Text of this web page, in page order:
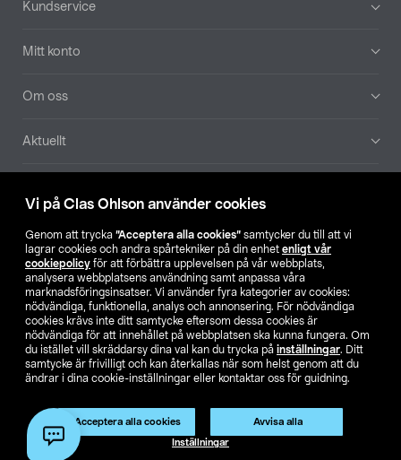
Vi på Clas Ohlson använder cookies
Genom att trycka ”Acceptera alla cookies” samtycker du till att vi
lagrar cookies och andra spårtekniker på din enhet enligt vår
cookiepolicy för att förbättra upplevelsen på vår webbplats,
analysera webbplatsens användning samt anpassa våra
marknadsföringsinsatser. Vi använder fyra kategorier av cookies:
nödvändiga, funktionella, analys och annonsering. För nödvändiga
cookies krävs inte ditt samtycke eftersom dessa cookies är
nödvändiga för att innehållet på webbplatsen ska kunna fungera. Om
du istället vill skräddarsy dina val kan du trycka på inställningar. Ditt
samtycke är frivilligt och kan återkallas när som helst genom att du
ändrar i dina cookie-inställningar eller kontaktar oss för guidning.
Acceptera alla cookies Avvisa alla
Inställningar
Produkten har utgått
Artikelnr: 38-4186
Kundservice
Mitt konto
Om oss
Aktuellt
Hitta butik
SE NO FI
Ändra till priser exklusive moms